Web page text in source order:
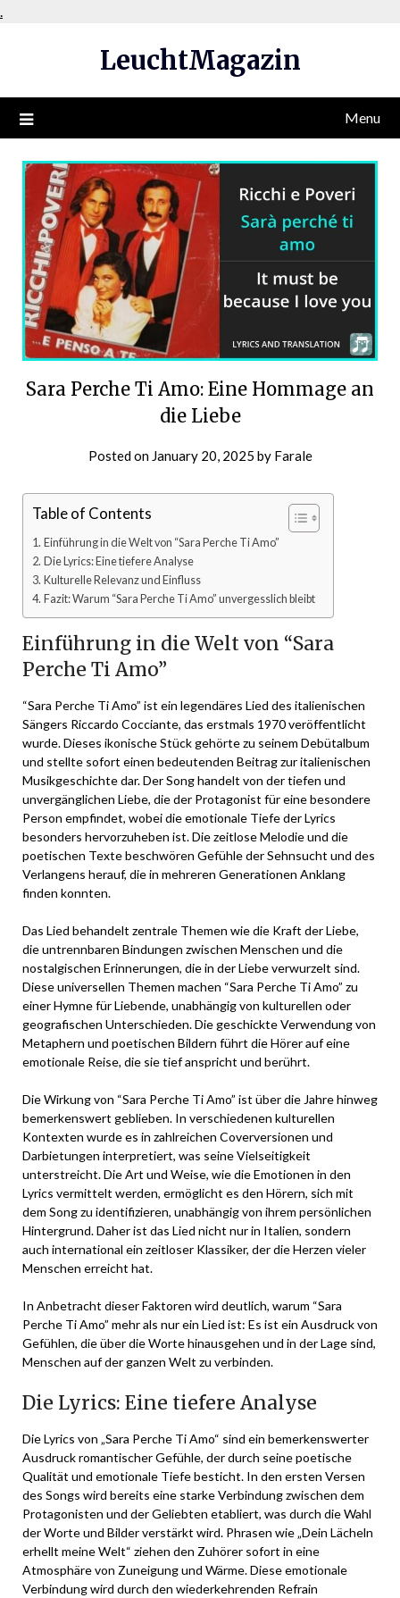
.
LeuchtMagazin
Menu
Sara Perche Ti Amo: Eine Hommage an
die Liebe
Posted on January 20, 2025 by Farale
Table of Contents
Einführung in die Welt von “Sara Perche Ti Amo”
Die Lyrics: Eine tiefere Analyse
Kulturelle Relevanz und Einfluss
Fazit: Warum “Sara Perche Ti Amo” unvergesslich bleibt
Einführung in die Welt von “Sara
Perche Ti Amo”
“Sara Perche Ti Amo” ist ein legendäres Lied des italienischen
Sängers Riccardo Cocciante, das erstmals 1970 veröffentlicht
wurde. Dieses ikonische Stück gehörte zu seinem Debütalbum
und stellte sofort einen bedeutenden Beitrag zur italienischen
Musikgeschichte dar. Der Song handelt von der tiefen und
unvergänglichen Liebe, die der Protagonist für eine besondere
Person empfindet, wobei die emotionale Tiefe der Lyrics
besonders hervorzuheben ist. Die zeitlose Melodie und die
poetischen Texte beschwören Gefühle der Sehnsucht und des
Verlangens herauf, die in mehreren Generationen Anklang
finden konnten.
Das Lied behandelt zentrale Themen wie die Kraft der Liebe,
die untrennbaren Bindungen zwischen Menschen und die
nostalgischen Erinnerungen, die in der Liebe verwurzelt sind.
Diese universellen Themen machen “Sara Perche Ti Amo” zu
einer Hymne für Liebende, unabhängig von kulturellen oder
geografischen Unterschieden. Die geschickte Verwendung von
Metaphern und poetischen Bildern führt die Hörer auf eine
emotionale Reise, die sie tief anspricht und berührt.
Die Wirkung von “Sara Perche Ti Amo” ist über die Jahre hinweg
bemerkenswert geblieben. In verschiedenen kulturellen
Kontexten wurde es in zahlreichen Coverversionen und
Darbietungen interpretiert, was seine Vielseitigkeit
unterstreicht. Die Art und Weise, wie die Emotionen in den
Lyrics vermittelt werden, ermöglicht es den Hörern, sich mit
dem Song zu identifizieren, unabhängig von ihrem persönlichen
Hintergrund. Daher ist das Lied nicht nur in Italien, sondern
auch international ein zeitloser Klassiker, der die Herzen vieler
Menschen erreicht hat.
In Anbetracht dieser Faktoren wird deutlich, warum “Sara
Perche Ti Amo” mehr als nur ein Lied ist: Es ist ein Ausdruck von
Gefühlen, die über die Worte hinausgehen und in der Lage sind,
Menschen auf der ganzen Welt zu verbinden.
Die Lyrics: Eine tiefere Analyse
Die Lyrics von „Sara Perche Ti Amo“ sind ein bemerkenswerter
Ausdruck romantischer Gefühle, der durch seine poetische
Qualität und emotionale Tiefe besticht. In den ersten Versen
des Songs wird bereits eine starke Verbindung zwischen dem
Protagonisten und der Geliebten etabliert, was durch die Wahl
der Worte und Bilder verstärkt wird. Phrasen wie „Dein Lächeln
erhellt meine Welt“ ziehen den Zuhörer sofort in eine
Atmosphäre von Zuneigung und Wärme. Diese emotionale
Verbindung wird durch den wiederkehrenden Refrain